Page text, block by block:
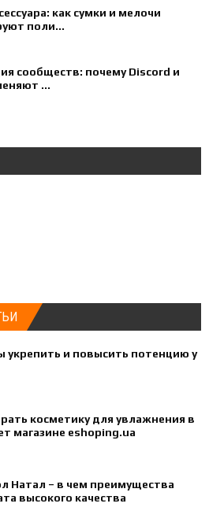
как сумки и мелочи
поли...
сообществ: почему Discord и
...
укрепить и повысить потенцию у
косметику для увлажнения в
магазине eshoping.ua
Натал – в чем преимущества
высокого качества